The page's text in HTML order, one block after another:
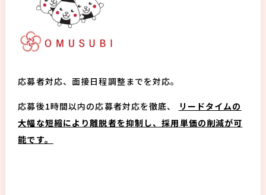
応募者対応、面接日程調整までを対応。
応募後1時間以内の応募者対応を徹底、
リードタイムの
大幅な短縮により離脱者を抑制し、採用単価の削減が可
能です。